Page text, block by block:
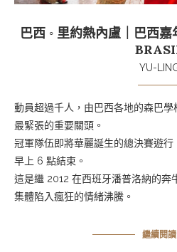
巴西 ◦ 里約熱內盧｜巴西
YU-
動員超過千人，由巴西各地的森巴
最緊張的重要關頭。
冠軍隊伍即將華麗誕生的總決賽遊
早上 6 點結束。
這是繼 2012 在西班牙潘普洛納的奔
集體陷入瘋狂的情緒沸騰。
繼續閱讀